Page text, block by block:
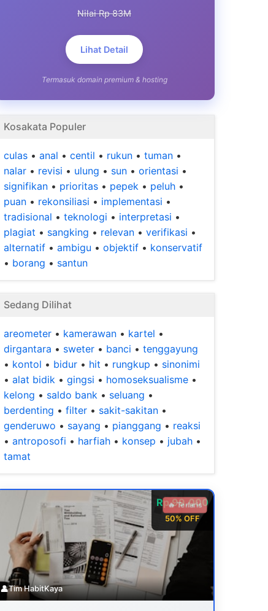
Nilai Rp 83M
Lihat Detail
Termasuk domain premium & hosting
Kosakata Populer
culas • anal • centil • rukun • tuman •
nalar • revisi • ulung • sun • orientasi •
signifikan • prioritas • pepek • peluh •
puan • rekonsiliasi • implementasi •
tradisional • teknologi • interpretasi •
plagiat • sangking • relevan • verifikasi •
alternatif • ambigu • objektif • konservatif
• borang • santun
Sedang Dilihat
areometer • kamerawan • kartel •
dirgantara • sweter • banci • tenggayung
• kontol • bidur • hit • rungkup • sinonimi
• alat bidik • gingsi • homoseksualisme •
kelong • saldo bank • seluang •
berdenting • filter • sakit-sakitan •
genderuwo • sayang • pianggang • reaksi
• antroposofi • harfiah • konsep • jubah •
tamat
Rp 99.000
50% OFF
🔥 Terlaris
👤Tim HabitKaya